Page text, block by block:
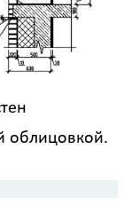
облицовкой.